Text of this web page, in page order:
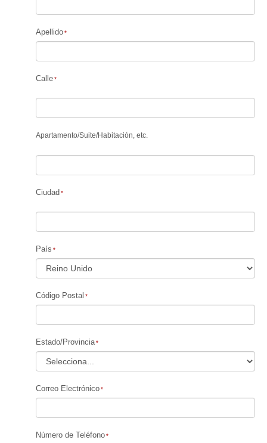
Apellido
Calle
Apartamento/Suite/Habitación, etc.
Ciudad
País
Código Postal
Estado/Provincia
Correo Electrónico
Número de Teléfono